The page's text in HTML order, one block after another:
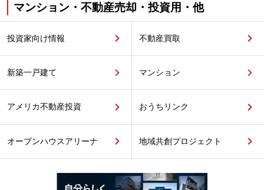
マンション・不動産売却・投資用・他
投資家向け情報 不動産買取
新築一戸建て マンション
アメリカ不動産投資 おうちリンク
オープンハウスアリーナ 地域共創プロジェクト